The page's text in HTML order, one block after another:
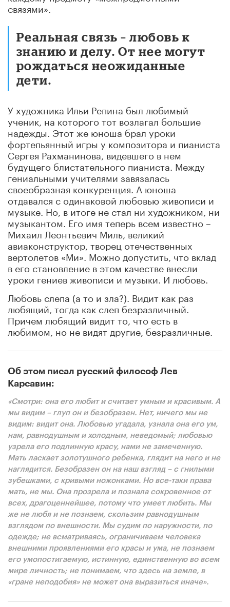
связями».
Реальная связь – любовь к
знанию и делу. От нее могут
рождаться неожиданные
дети.
У художника Ильи Репина был любимый
ученик, на которого тот возлагал большие
надежды. Этот же юноша брал уроки
фортепьянный игры у композитора и пианиста
Сергея Рахманинова, видевшего в нем
будущего блистательного пианиста. Между
гениальными учителями завязалась
своеобразная конкуренция. А юноша
отдавался с одинаковой любовью живописи и
музыке. Но, в итоге не стал ни художником, ни
музыкантом. Его имя теперь всем известно –
Михаил Леонтьевич Миль, великий
авиаконструктор, творец отечественных
вертолетов «Ми». Можно допустить, что вклад
в его становление в этом качестве внесли
уроки гениев живописи и музыки. И любовь.
Любовь слепа (а то и зла?). Видит как раз
любящий, тогда как слеп безразличный.
Причем любящий видит то, что есть в
любимом, но не видят другие, безразличные.
Об этом писал русский философ Лев
Карсавин:
«Смотри: она его любит и считает умным и красивым. А
мы видим – глуп он и безобразен. Нет, ничего мы не
видим: видит она. Любовью угадала, узнала она его ум,
нам, равнодушным и холодным, неведомый; любовью
узрела его подлинную красу, нами не замеченную.
Мать ласкает золотушного ребенка, глядит на него и не
наглядится. Безобразен он на наш взгляд – с гнилыми
зубешками, с кривыми ножонками. Но все-таки права
мать, не мы. Она прозрела и познала сокровенное от
всех, драгоценнейшее, потому что умеет любить. Мы
же не любя и не познаем, скользим равнодушным
взглядом по внешности. Мы судим по наружности, по
одежде; не всматриваясь, ограничиваем человека
внешними проявлениями его красы и ума, не познаем
его умопостигаемую, истинную, единственную во всем
мире личность; не понимаем, что здесь на земле, в
«гране неподобия» не может она выразиться иначе».